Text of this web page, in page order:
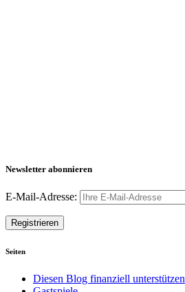
Newsletter abonnieren
E-Mail-Adresse:
Seiten
Diesen Blog finanziell unterstützen